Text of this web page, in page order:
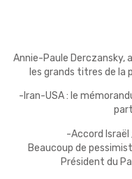
Annie-Paule Derczansky,
les grands titres de la
-Iran-USA : le
-Accord Israël
Beaucoup de
Président du